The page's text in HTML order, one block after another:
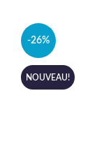
-26%
NOUVEAU!